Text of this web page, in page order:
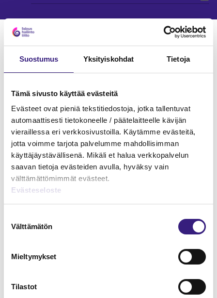
Suostumus Yksityiskohdat Tietoja
Tämä sivusto käyttää evästeitä
Evästeet ovat pieniä tekstitiedostoja, jotka tallentuvat
automaattisesti tietokoneelle / päätelaitteelle kävijän
vieraillessa eri verkkosivustoilla. Käytämme evästeitä,
jotta voimme tarjota palvelumme mahdollisimman
käyttäjäystävällisenä. Mikäli et halua verkkopalvelun
saavan tietoja evästeiden avulla, hyväksy vain
välttämättömimmät evästeet.
Evästeseloste
valinta
Välttämätön
Mieltymykset
Tilastot
Verkkokoulutukset
JOHTAMINEN JA ORGANISAATION KEHITTÄMINEN
Johdon tietoturva -verkkokoulutus
TIETOTURVA